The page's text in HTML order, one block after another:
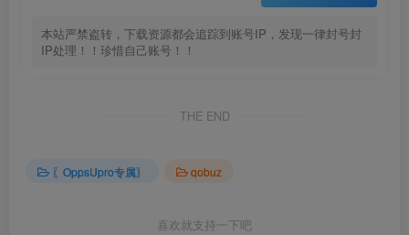
本站严禁盗转，下载资源都会追踪到账号IP，发现一律封号封
IP处理！！珍惜自己账号！！
THE END
〖OppsUpro专属〗 qobuz
喜欢就支持一下吧